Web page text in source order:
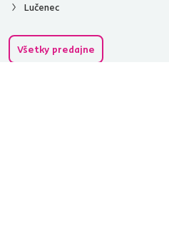
Lučenec
Všetky predajne